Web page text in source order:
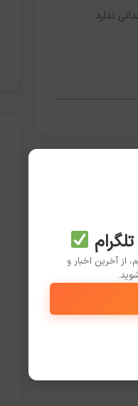
از آخرین اخبار و